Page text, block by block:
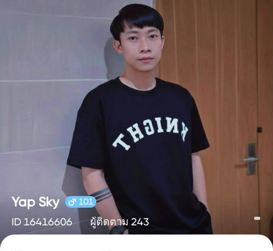
Yap Sky 101
ID 16416606 ผู้ติดตาม 243